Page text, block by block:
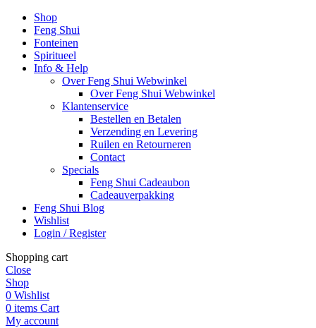
Shop
Feng Shui
Fonteinen
Spiritueel
Info & Help
Over Feng Shui Webwinkel
Over Feng Shui Webwinkel
Klantenservice
Bestellen en Betalen
Verzending en Levering
Ruilen en Retourneren
Contact
Specials
Feng Shui Cadeaubon
Cadeauverpakking
Feng Shui Blog
Wishlist
Login / Register
Shopping cart
Close
Shop
0 Wishlist
0 items Cart
My account